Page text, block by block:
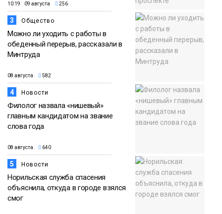
10:19 09 августа 256
3 Общество
Можно ли уходить с работы в
обеденный перерыв, рассказали в
Минтруда
08 августа 582
4 Новости
Филолог назвала «нишевый»
главным кандидатом на звание
слова года
08 августа 640
5 Новости
Норильская служба спасения
объяснила, откуда в городе взялся
смог